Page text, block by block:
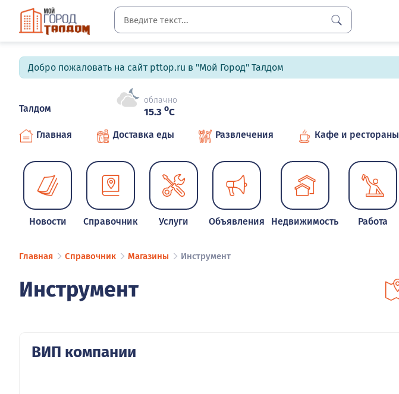
Добро пожаловать на сайт pttop.ru в "Мой Город" Талдом
Талдом
облачно
15.3 oC
Главная Доставка еды Развлечения Кафе и рестораны
Новости Справочник Услуги Объявления Недвижимость Работа
Главная Справочник Магазины Инструмент
Инструмент
ВИП компании